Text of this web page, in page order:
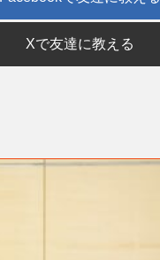
Xで友達に教える